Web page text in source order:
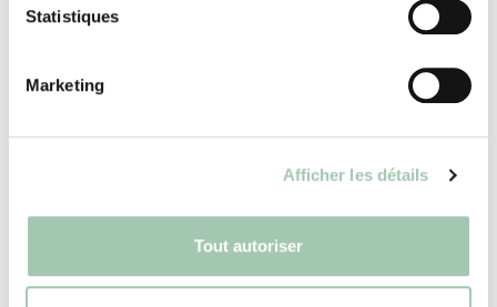
Statistiques
Marketing
Afficher les détails
Tout autoriser
Notre équipe d’architectes d’intérieur
collaboration avec vous pour créer des
conceptions sur mesure qui répondent
parfaitement aux besoins et aux exigences
offrent une flexibilité maximale pour
répondre à une variété de styles, de budgets
et d’exigences. Vous bénéficiez également
vos projets